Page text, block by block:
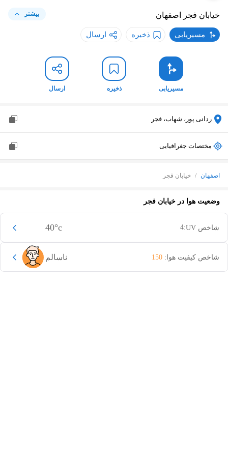
خیابان فجر اصفهان بیشتر
مسیریابی ذخیره ارسال
مسیریابی ذخیره ارسال
ردانی پور، شهاب، فجر
مختصات جغرافیایی
اصفهان / خیابان فجر
وضعیت هوا در خیابان فجر
40°c شاخص UV: 4
ناسالم شاخص کیفیت هوا: 150